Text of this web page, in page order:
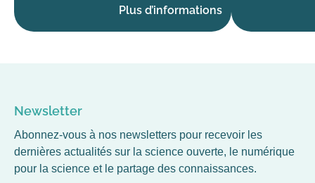
Plus d’informations
Newsletter
Abonnez-vous à nos newsletters pour recevoir les
dernières actualités sur la science ouverte, le numérique
pour la science et le partage des connaissances.